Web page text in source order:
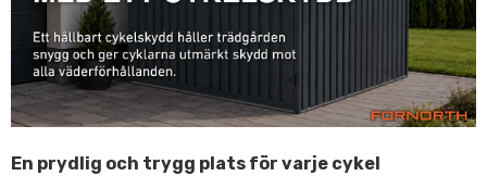
En prydlig och trygg plats för varje cykel